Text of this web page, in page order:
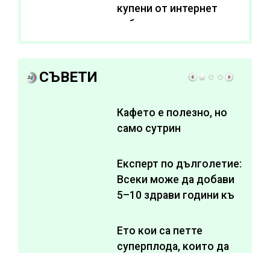
купени от интернет
субстанции за
отслабване
СЪВЕТИ
Кафето е полезно, но
само сутрин
Експерт по дълголетие:
Всеки може да добави
5–10 здрави години към
Ето кои са петте
суперплода, които да